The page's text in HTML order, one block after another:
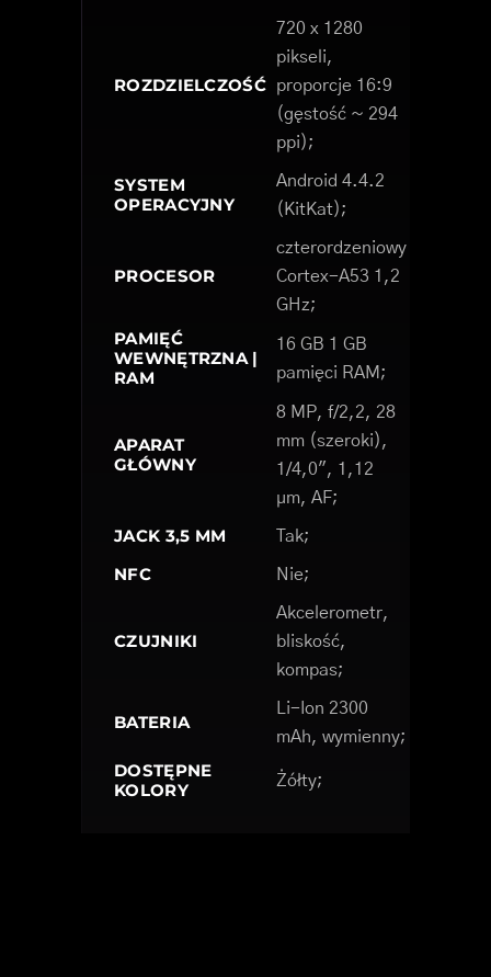
ROZDZIELCZOŚĆ
720 x 1280
pikseli,
proporcje 16:9
(gęstość ~ 294
ppi);
SYSTEM
OPERACYJNY
Android 4.4.2
(KitKat);
PROCESOR
czterordzeniowy
Cortex-A53 1,2
GHz;
PAMIĘĆ
WEWNĘTRZNA |
RAM
16 GB 1 GB
pamięci RAM;
APARAT
GŁÓWNY
8 MP, f/2,2, 28
mm (szeroki),
1/4,0", 1,12
µm, AF;
JACK 3,5 MM Tak;
NFC Nie;
CZUJNIKI
Akcelerometr,
bliskość,
kompas;
BATERIA
Li-Ion 2300
mAh, wymienny;
DOSTĘPNE
KOLORY
Żółty;